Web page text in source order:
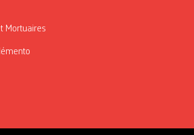
Mortuaires